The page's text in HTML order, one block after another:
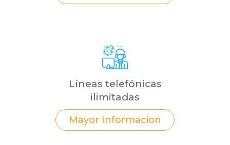
Líneas telefónicas
ilimitadas
Mayor Informacion